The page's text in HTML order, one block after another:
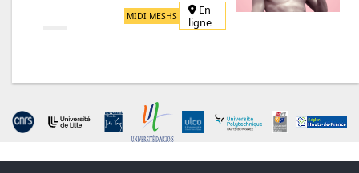
MIDI MESHS
En
ligne